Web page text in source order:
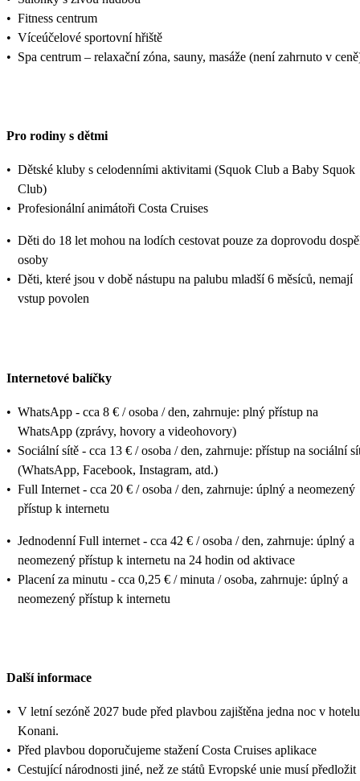
• Fitness centrum
• Víceúčelové sportovní hřiště
• Spa centrum – relaxační zóna, sauny, masáže (není zahrnuto v
Pro rodiny s dětmi
• Dětské kluby s celodenními aktivitami (Squok Club a Baby Squok
Club)
• Profesionální animátoři Costa Cruises
• Děti do 18 let mohou na lodích cestovat pouze za doprovodu
osoby
• Děti, které jsou v době nástupu na palubu mladší 6 měsíců, nemají
vstup povolen
Internetové balíčky
• WhatsApp - cca 8 € / osoba / den, zahrnuje: plný přístup na
WhatsApp (zprávy, hovory a videohovory)
• Sociální sítě - cca 13 € / osoba / den, zahrnuje: přístup na sociální
(WhatsApp, Facebook, Instagram, atd.)
• Full Internet - cca 20 € / osoba / den, zahrnuje: úplný a neomezený
přístup k internetu
• Jednodenní Full internet - cca 42 € / osoba / den, zahrnuje: úplný a
neomezený přístup k internetu na 24 hodin od aktivace
• Placení za minutu - cca 0,25 € / minuta / osoba, zahrnuje: úplný a
neomezený přístup k internetu
Další informace
• V letní sezóně 2027 bude před plavbou zajištěna jedna noc v
Konani.
• Před plavbou doporučujeme stažení Costa Cruises aplikace
• Cestující národnosti jiné, než ze států Evropské unie musí předložit